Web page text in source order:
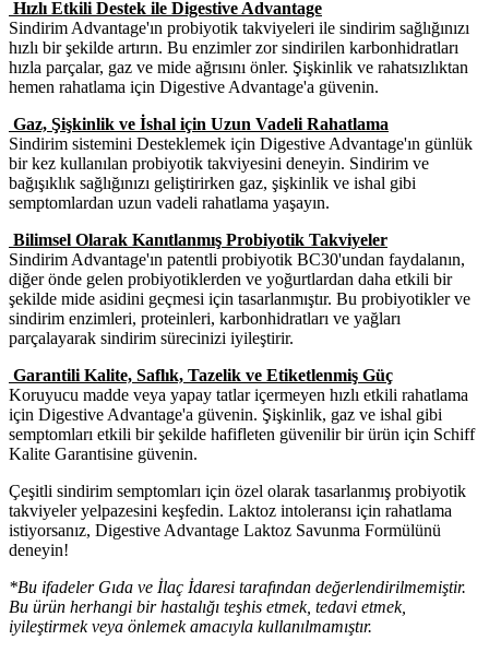
Hızlı Etkili Destek ile Digestive Advantage
Sindirim Advantage'ın probiyotik takviyeleri ile sindirim sağlığınızı
hızlı bir şekilde artırın. Bu enzimler zor sindirilen karbonhidratları
hızla parçalar, gaz ve mide ağrısını önler. Şişkinlik ve rahatsızlıktan
hemen rahatlama için Digestive Advantage'a güvenin.
Gaz, Şişkinlik ve İshal için Uzun Vadeli Rahatlama
Sindirim sistemini Desteklemek için Digestive Advantage'ın günlük
bir kez kullanılan probiyotik takviyesini deneyin. Sindirim ve
bağışıklık sağlığınızı geliştirirken gaz, şişkinlik ve ishal gibi
semptomlardan uzun vadeli rahatlama yaşayın.
Bilimsel Olarak Kanıtlanmış Probiyotik Takviyeler
Sindirim Advantage'ın patentli probiyotik BC30'undan faydalanın,
diğer önde gelen probiyotiklerden ve yoğurtlardan daha etkili bir
şekilde mide asidini geçmesi için tasarlanmıştır. Bu probiyotikler ve
sindirim enzimleri, proteinleri, karbonhidratları ve yağları
parçalayarak sindirim sürecinizi iyileştirir.
Garantili Kalite, Saflık, Tazelik ve Etiketlenmiş Güç
Koruyucu madde veya yapay tatlar içermeyen hızlı etkili rahatlama
için Digestive Advantage'a güvenin. Şişkinlik, gaz ve ishal gibi
semptomları etkili bir şekilde hafifleten güvenilir bir ürün için Schiff
Kalite Garantisine güvenin.
Çeşitli sindirim semptomları için özel olarak tasarlanmış probiyotik
takviyeler yelpazesini keşfedin. Laktoz intoleransı için rahatlama
istiyorsanız, Digestive Advantage Laktoz Savunma Formülünü
deneyin!
*Bu ifadeler Gıda ve İlaç İdaresi tarafından değerlendirilmemiştir.
Bu ürün herhangi bir hastalığı teşhis etmek, tedavi etmek,
iyileştirmek veya önlemek amacıyla kullanılmamıştır.